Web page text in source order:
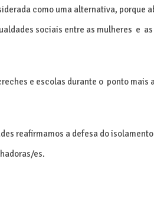
como uma alternativa, porque
sociais entre as mulheres e
e escolas durante o ponto mais
reafirmamos a defesa do
es.